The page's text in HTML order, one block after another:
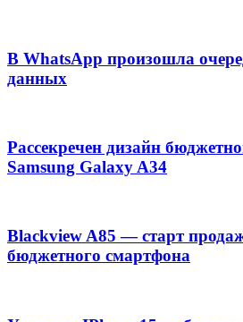
В WhatsApp произошла
данных
Рассекречен дизайн
Samsung Galaxy A34
Blackview A85 — старт
бюджетного смартфона